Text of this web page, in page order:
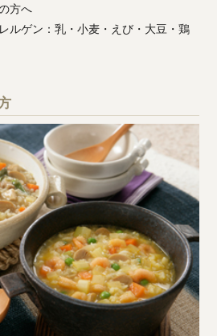
方へ
ルゲン：乳・小麦・えび・大豆・鶏